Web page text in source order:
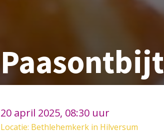
Paasontbijt
20 april 2025, 08:30 uur
Locatie: Bethlehemkerk in Hilversum